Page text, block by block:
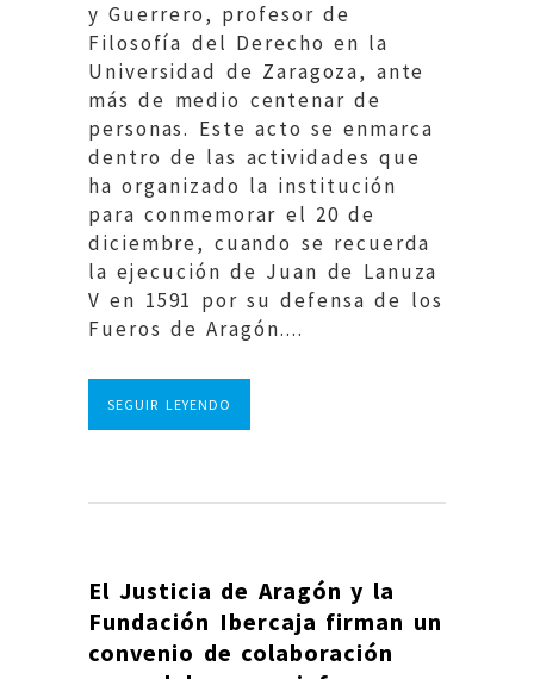
y Guerrero, profesor de
Filosofía del Derecho en la
Universidad de Zaragoza, ante
más de medio centenar de
personas. Este acto se enmarca
dentro de las actividades que
ha organizado la institución
para conmemorar el 20 de
diciembre, cuando se recuerda
la ejecución de Juan de Lanuza
V en 1591 por su defensa de los
Fueros de Aragón....
SEGUIR LEYENDO
El Justicia de Aragón y la
Fundación Ibercaja firman un
convenio de colaboración